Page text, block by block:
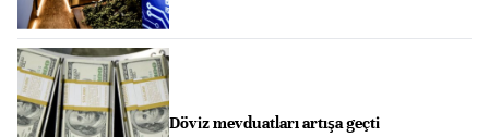
Döviz mevduatları artışa geçti